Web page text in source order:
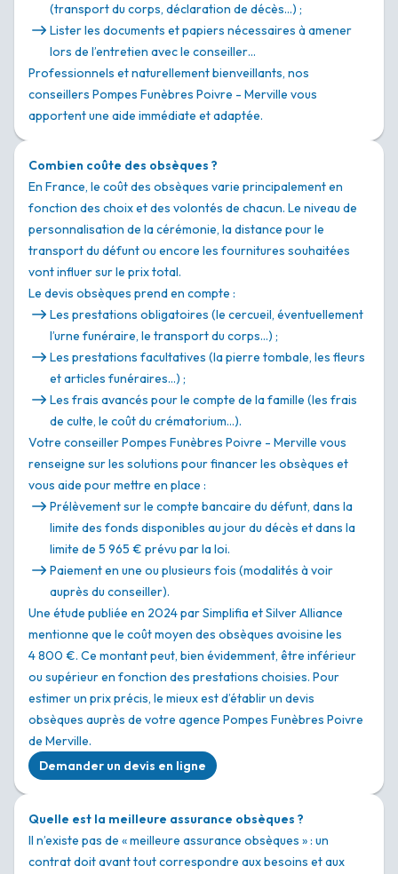
(transport du corps, déclaration de décès…) ;
Lister les documents et papiers nécessaires à amener
lors de l’entretien avec le conseiller…
Professionnels et naturellement bienveillants, nos
conseillers Pompes Funèbres Poivre - Merville vous
apportent une aide immédiate et adaptée.
Combien coûte des obsèques ?
En France, le coût des obsèques varie principalement en
fonction des choix et des volontés de chacun. Le niveau de
personnalisation de la cérémonie, la distance pour le
transport du défunt ou encore les fournitures souhaitées
vont influer sur le prix total.
Le devis obsèques prend en compte :
Les prestations obligatoires (le cercueil, éventuellement
l’urne funéraire, le transport du corps…) ;
Les prestations facultatives (la pierre tombale, les fleurs
et articles funéraires…) ;
Les frais avancés pour le compte de la famille (les frais
de culte, le coût du crématorium…).
Votre conseiller Pompes Funèbres Poivre - Merville vous
renseigne sur les solutions pour financer les obsèques et
vous aide pour mettre en place :
Prélèvement sur le compte bancaire du défunt, dans la
limite des fonds disponibles au jour du décès et dans la
limite de 5 965 € prévu par la loi.
Paiement en une ou plusieurs fois (modalités à voir
auprès du conseiller).
Une étude publiée en 2024 par Simplifia et Silver Alliance
mentionne que le coût moyen des obsèques avoisine les
4 800 €. Ce montant peut, bien évidemment, être inférieur
ou supérieur en fonction des prestations choisies. Pour
estimer un prix précis, le mieux est d’établir un devis
obsèques auprès de votre agence Pompes Funèbres Poivre
de Merville.
Demander un devis en ligne
Quelle est la meilleure assurance obsèques ?
Il n’existe pas de « meilleure assurance obsèques » : un
contrat doit avant tout correspondre aux besoins et aux